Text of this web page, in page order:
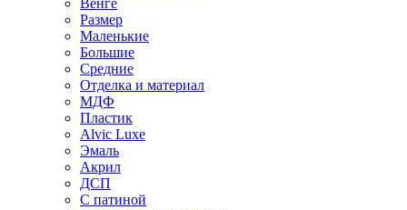
Венге
Размер
Маленькие
Большие
Средние
Отделка и материал
МДФ
Пластик
Alvic Luxe
Эмаль
Акрил
ДСП
С патиной